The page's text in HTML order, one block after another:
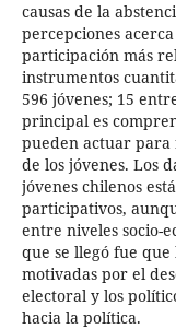
causas de la
percepciones
participación más
instrumentos
596 jóvenes; 15
principal es
pueden actuar
de los jóvenes. Los
jóvenes chilenos
participativos,
entre niveles socio-
que se llegó fue que
motivadas por el
electoral y los
hacia la política.